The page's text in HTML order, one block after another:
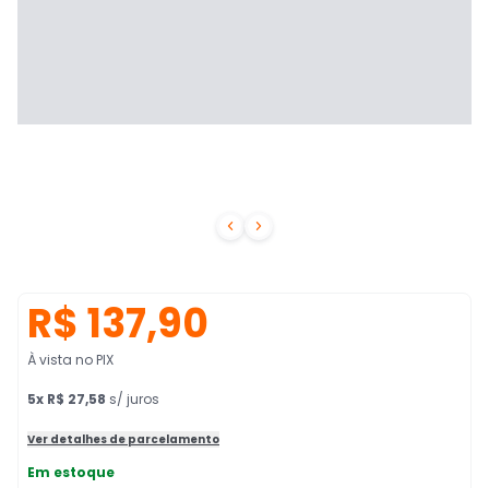
 
R$ 137,90
À vista no PIX
5x R$ 27,58 s/ juros
Ver detalhes de parcelamento
Em estoque